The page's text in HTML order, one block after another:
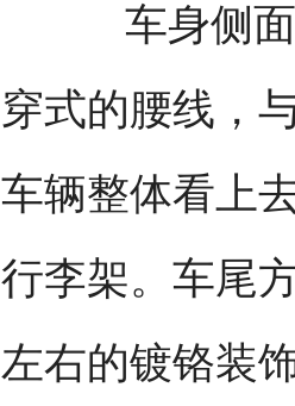
车身侧面
穿式的腰线，
车辆整体看上
行李架。车尾
左右的镀铬装